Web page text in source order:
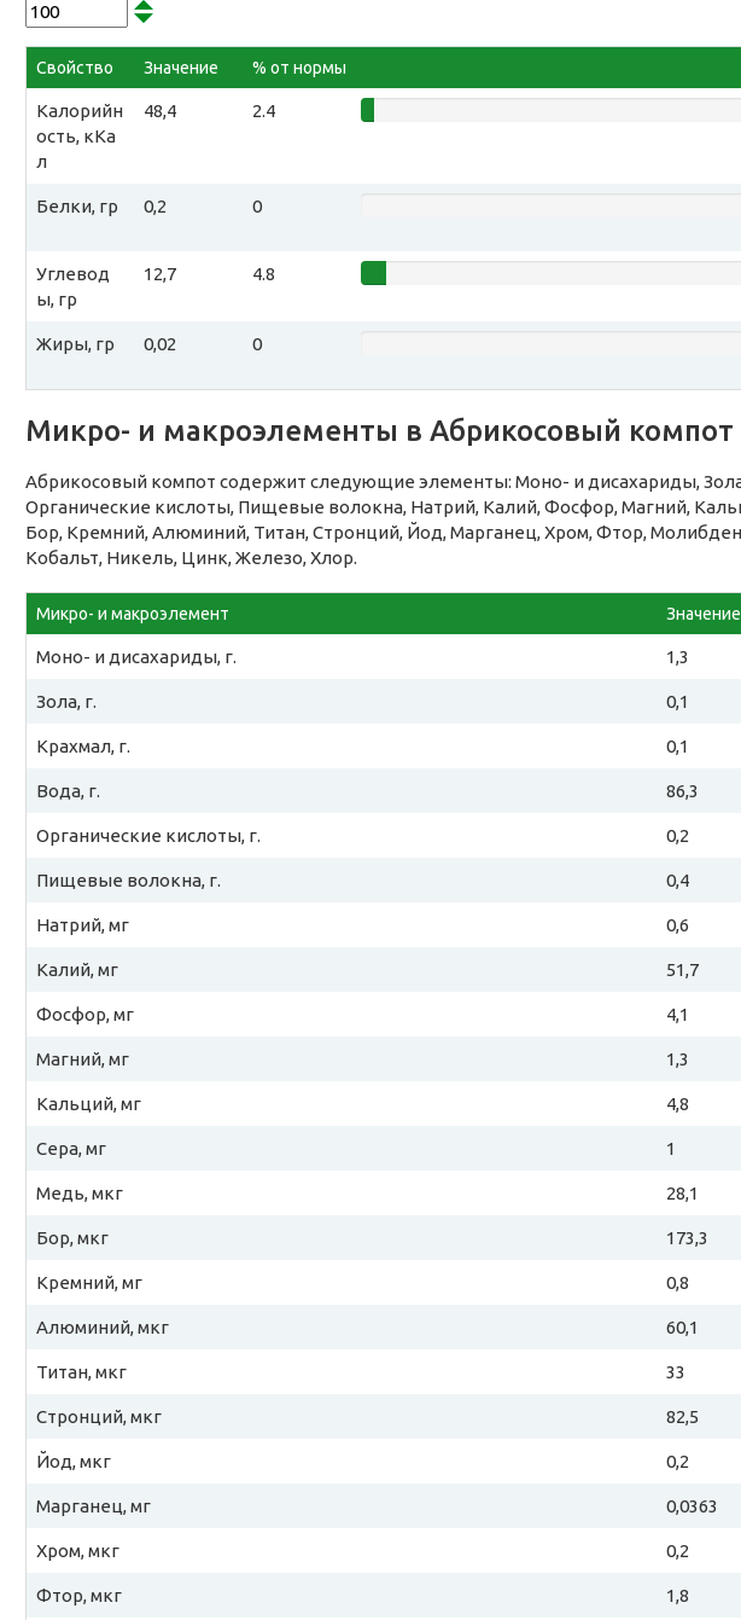
Свойство Значение % от нормы
Калорийн
ость, кКа
л
48,4 2.4
Белки, гр 0,2 0
Углевод
ы, гр
12,7 4.8
Жиры, гр 0,02 0
Микро- и макроэлементы в Абрикосовый компот
Абрикосовый компот содержит следующие элементы: Моно- и дисахариды,
Органические кислоты, Пищевые волокна, Натрий, Калий, Фосфор, Магний,
Бор, Кремний, Алюминий, Титан, Стронций, Йод, Марганец, Хром, Фтор,
Кобальт, Никель, Цинк, Железо, Хлор.
Микро- и макроэлемент Значение
Моно- и дисахариды, г. 1,3
Зола, г. 0,1
Крахмал, г. 0,1
Вода, г. 86,3
Органические кислоты, г. 0,2
Пищевые волокна, г. 0,4
Натрий, мг 0,6
Калий, мг 51,7
Фосфор, мг 4,1
Магний, мг 1,3
Кальций, мг 4,8
Сера, мг 1
Медь, мкг 28,1
Бор, мкг 173,3
Кремний, мг 0,8
Алюминий, мкг 60,1
Титан, мкг 33
Стронций, мкг 82,5
Йод, мкг 0,2
Марганец, мг 0,0363
Хром, мкг 0,2
Фтор, мкг 1,8